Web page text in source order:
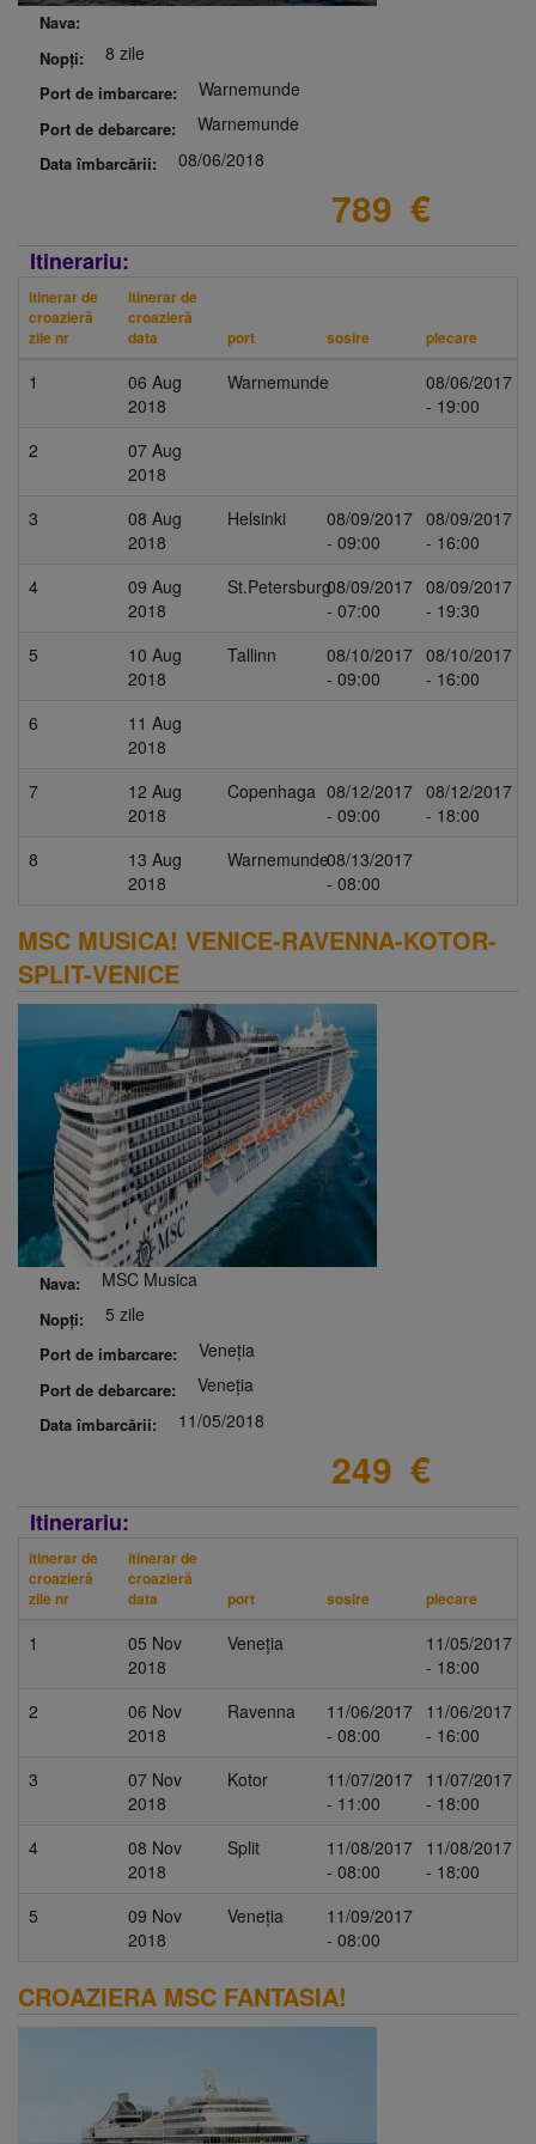
Nava:
Nopți:
8 zile
Port de imbarcare: Warnemunde
Port de debarcare: Warnemunde
Data îmbarcării: 08/06/2018
789 €
Itinerariu:
itinerar de
croazieră
zile nr
itinerar de
croazieră
data
port sosire plecare
1
06 Aug
2018
Warnemunde
08/06/2017
- 19:00
2
07 Aug
2018
3
08 Aug
2018
Helsinki
08/09/2017
- 09:00
08/09/2017
- 16:00
4
09 Aug
2018
St.Petersburg08/09/2017
- 07:00
08/09/2017
- 19:30
5
10 Aug
2018
Tallinn
08/10/2017
- 09:00
08/10/2017
- 16:00
6
11 Aug
2018
7
12 Aug
2018
Copenhaga 08/12/2017
- 09:00
08/12/2017
- 18:00
8
13 Aug
2018
Warnemunde08/13/2017
- 08:00
MSC MUSICA! VENICE-RAVENNA-KOTOR-
SPLIT-VENICE
Nava: MSC Musica
Nopți: 5 zile
Port de imbarcare: Veneția
Port de debarcare: Veneția
Data îmbarcării: 11/05/2018
249 €
Itinerariu:
itinerar de
croazieră
zile nr
itinerar de
croazieră
data
port sosire plecare
1
05 Nov
2018
Veneția
11/05/2017
- 18:00
2
06 Nov
2018
Ravenna
11/06/2017
- 08:00
11/06/2017
- 16:00
3
07 Nov
2018
Kotor
11/07/2017
- 11:00
11/07/2017
- 18:00
4
08 Nov
2018
Split
11/08/2017
- 08:00
11/08/2017
- 18:00
5
09 Nov
2018
Veneția
11/09/2017
- 08:00
CROAZIERA MSC FANTASIA!